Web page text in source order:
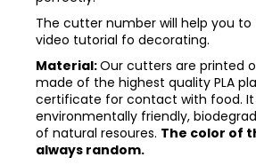
The cutter number will help you
video tutorial fo decorating.
Material:Our cutters are printed
made of the highest quality PLA
certificate for contact with food. It
environmentally friendly,
of natural resoures. The color of
always random.